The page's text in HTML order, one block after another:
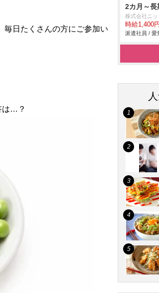
、毎日たくさんの方にご参加い
は…？
2カ月～長
株式会社ニッ
時給1,400
派遣社員 / 愛